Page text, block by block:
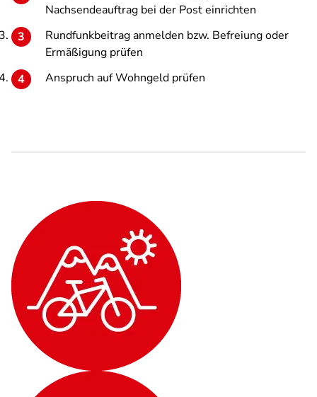
Nachsendeauftrag bei der Post einrichten
Rundfunkbeitrag anmelden bzw. Befreiung oder
Ermäßigung prüfen
Anspruch auf Wohngeld prüfen